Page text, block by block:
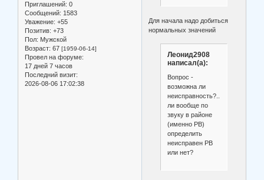
Приглашений: 0
Сообщений: 1583
Уважение: +55
Позитив: +73
Пол: Мужской
Возраст: 67 [1959-06-14]
Провел на форуме:
17 дней 7 часов
Последний визит:
2026-08-06 17:02:38
Для начала надо добиться
нормальных значений
Леонид2908
написал(а):
Вопрос -
возможна ли
неисправность?...реально
ли вообще по
звуку в районе
(именно РВ)
определить
неисправен РВ
или нет?